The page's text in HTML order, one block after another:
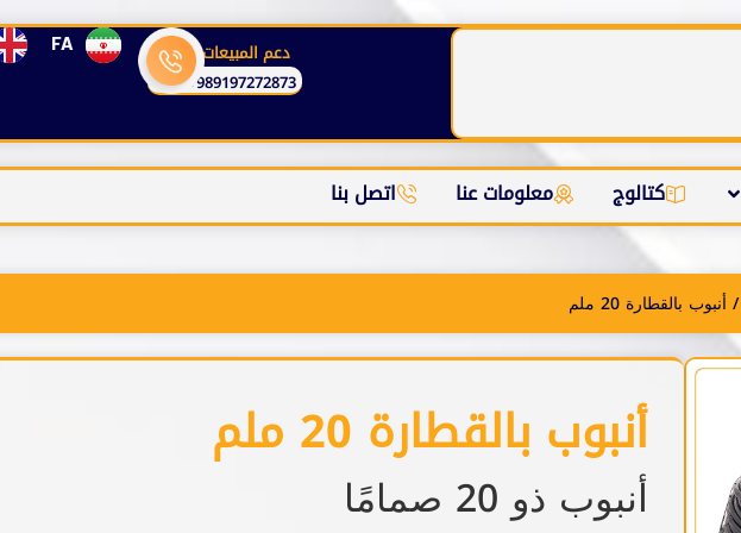
FA
دعم المبيعات
989197272873+
كتالوج معلومات عنا اتصل بنا
/ أنبوب بالقطارة 20 ملم
أنبوب بالقطارة 20 ملم
أنبوب ذو 20 صمامًا